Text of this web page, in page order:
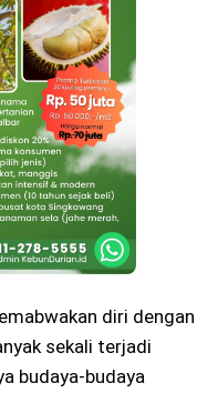
diri dengan
sekali terjadi
budaya-budaya